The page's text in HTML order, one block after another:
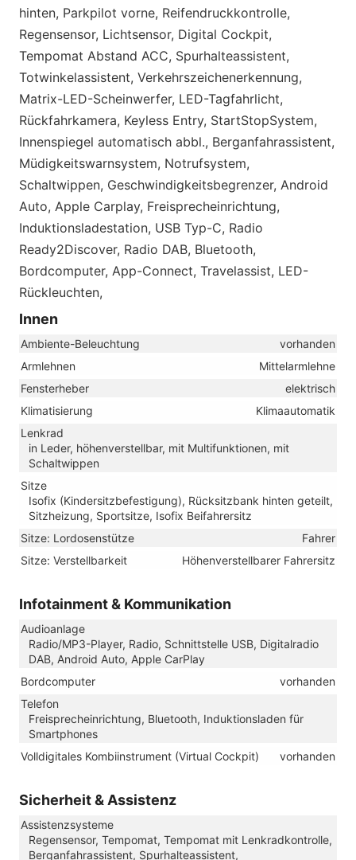
hinten, Parkpilot vorne, Reifendruckkontrolle,
Regensensor, Lichtsensor, Digital Cockpit,
Tempomat Abstand ACC, Spurhalteassistent,
Totwinkelassistent, Verkehrszeichenerkennung,
Matrix-LED-Scheinwerfer, LED-Tagfahrlicht,
Rückfahrkamera, Keyless Entry, StartStopSystem,
Innenspiegel automatisch abbl., Berganfahrassistent,
Müdigkeitswarnsystem, Notrufsystem,
Schaltwippen, Geschwindigkeitsbegrenzer, Android
Auto, Apple Carplay, Freisprecheinrichtung,
Induktionsladestation, USB Typ-C, Radio
Ready2Discover, Radio DAB, Bluetooth,
Bordcomputer, App-Connect, Travelassist, LED-
Rückleuchten,
Innen
Ambiente-Beleuchtung
vorhanden
Armlehnen
Mittelarmlehne
Fensterheber
elektrisch
Klimatisierung
Klimaautomatik
Lenkrad
in Leder, höhenverstellbar, mit Multifunktionen, mit
Schaltwippen
Sitze
Isofix (Kindersitzbefestigung), Rücksitzbank hinten geteilt,
Sitzheizung, Sportsitze, Isofix Beifahrersitz
Sitze: Lordosenstütze
Fahrer
Sitze: Verstellbarkeit
Höhenverstellbarer Fahrersitz
Infotainment & Kommunikation
Audioanlage
Radio/MP3-Player, Radio, Schnittstelle USB, Digitalradio
DAB, Android Auto, Apple CarPlay
Bordcomputer
vorhanden
Telefon
Freisprecheinrichtung, Bluetooth, Induktionsladen für
Smartphones
Volldigitales Kombiinstrument (Virtual Cockpit)
vorhanden
Sicherheit & Assistenz
Assistenzsysteme
Regensensor, Tempomat, Tempomat mit Lenkradkontrolle,
Berganfahrassistent, Spurhalteassistent,